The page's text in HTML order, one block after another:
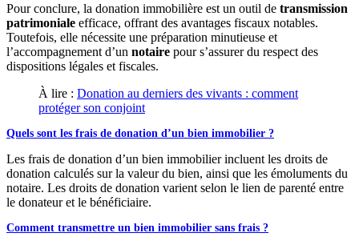
Pour conclure, la donation immobilière est un outil de transmission
patrimoniale efficace, offrant des avantages fiscaux notables.
Toutefois, elle nécessite une préparation minutieuse et
l’accompagnement d’un notaire pour s’assurer du respect des
dispositions légales et fiscales.
À lire : Donation au derniers des vivants : comment
protéger son conjoint
Quels sont les frais de donation d’un bien immobilier ?
Les frais de donation d’un bien immobilier incluent les droits de
donation calculés sur la valeur du bien, ainsi que les émoluments du
notaire. Les droits de donation varient selon le lien de parenté entre
le donateur et le bénéficiaire.
Comment transmettre un bien immobilier sans frais ?